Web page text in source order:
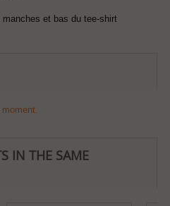
et bas du tee-shirt
IN THE SAME